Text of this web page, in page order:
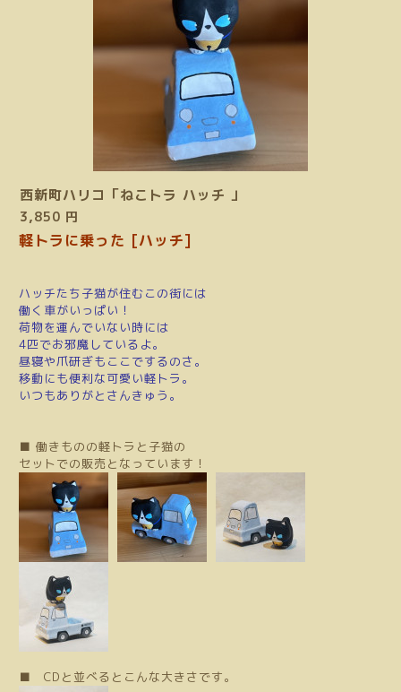
西新町ハリコ「ねこトラ ハッチ 」
3,850 円
軽トラに乗った [ハッチ]
ハッチたち子猫が住むこの街には
働く車がいっぱい！
荷物を運んでいない時には
4匹でお邪魔しているよ。
昼寝や爪研ぎもここでするのさ。
移動にも便利な可愛い軽トラ。
いつもありがとさんきゅう。
■ 働きものの軽トラと子猫の
セットでの販売となっています！
■ CDと並べるとこんな大きさです。